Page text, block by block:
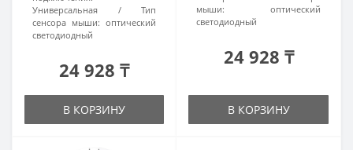
Универсальная
Тип
сенсора мыши: оптический
светодиодный
24 928 ₸
В КОРЗИНУ
мыши:
оптический
светодиодный
24 928 ₸
В КОРЗИНУ